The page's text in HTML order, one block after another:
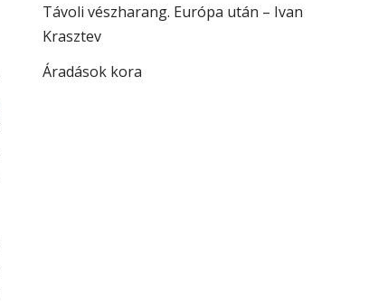
Távoli vészharang. Európa után – Ivan
Krasztev
Áradások kora